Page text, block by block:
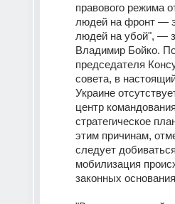
правового режима
людей на фронт —
людей на убой", —
Владимир Бойко.
председателя
совета, в
Украине
центр
стратегическое
этим причинам,
следует
мобилизация
законных